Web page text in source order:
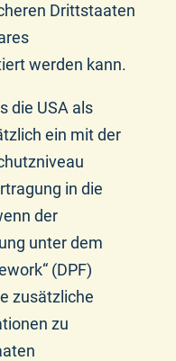
Drittstaaten
werden kann.
die USA als
ein mit der
in die
der
unter dem
(DPF)
zusätzliche
zu